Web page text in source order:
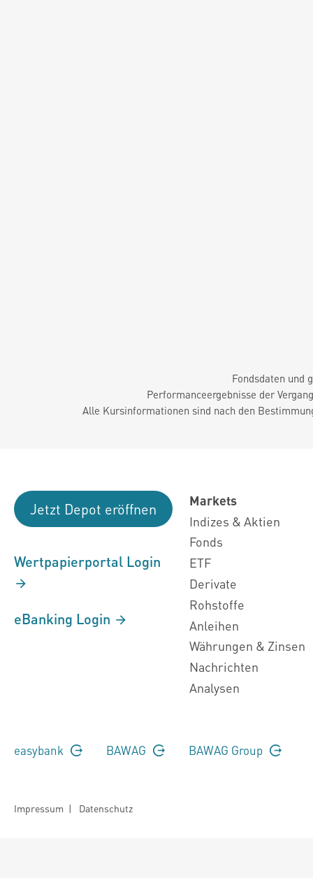
Fondsdaten und
Performanceergebnisse der
Alle Kursinformationen sind nach den
Jetzt Depot eröffnen
Wertpapierportal Login
eBanking Login
Markets
Indizes & Aktien
Fonds
ETF
Derivate
Rohstoffe
Anleihen
Währungen & Zinsen
Nachrichten
Analysen
easybank BAWAG BAWAG Group
Impressum | Datenschutz